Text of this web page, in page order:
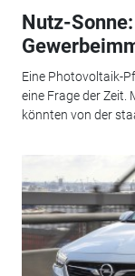
Nutz-
Eine Photovoltaik-
eine Frage der Zeit.
könnten von der